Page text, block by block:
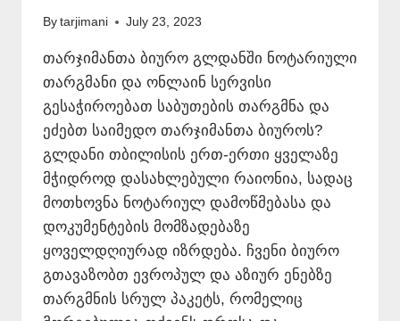
By tarjimani July 23, 2023
თარჯიმანთა ბიურო გლდანში ნოტარიული
თარგმანი და ონლაინ სერვისი
გესაჭიროებათ საბუთების თარგმნა და
ეძებთ საიმედო თარჯიმანთა ბიუროს?
გლდანი თბილისის ერთ-ერთი ყველაზე
მჭიდროდ დასახლებული რაიონია, სადაც
მოთხოვნა ნოტარიულ დამოწმებასა და
დოკუმენტების მომზადებაზე
ყოველდღიურად იზრდება. ჩვენი ბიურო
გთავაზობთ ევროპულ და აზიურ ენებზე
თარგმნის სრულ პაკეტს, რომელიც